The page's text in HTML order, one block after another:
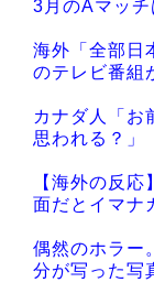
3月のAマッチ
海外「全部日
のテレビ番組
カナダ人「お
思われる？」
【海外の反
面だとイマナ
偶然のホラー
分が写った写